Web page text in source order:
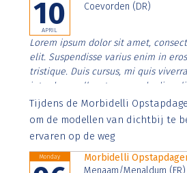
10
APRIL
Coevorden (DR)
Lorem ipsum dolor sit amet,
elit. Suspendisse varius enim in
tristique. Duis cursus, mi quis
interdum nulla, ut commodo diam
Aenean faucibus nibh et justo
imperdiet. Nunc ut sem vitae risus
Tijdens de Morbidelli
om de modellen van dichtbij te
ervaren op de weg
Monday
Morbidelli
Menaam/Menaldum (FR)